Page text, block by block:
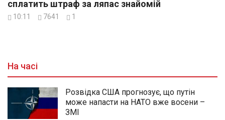
сплатить штраф за ляпас знайомій
10:11 7641 1
На часі
Розвідка США прогнозує, що путін
може напасти на НАТО вже восени –
ЗМІ